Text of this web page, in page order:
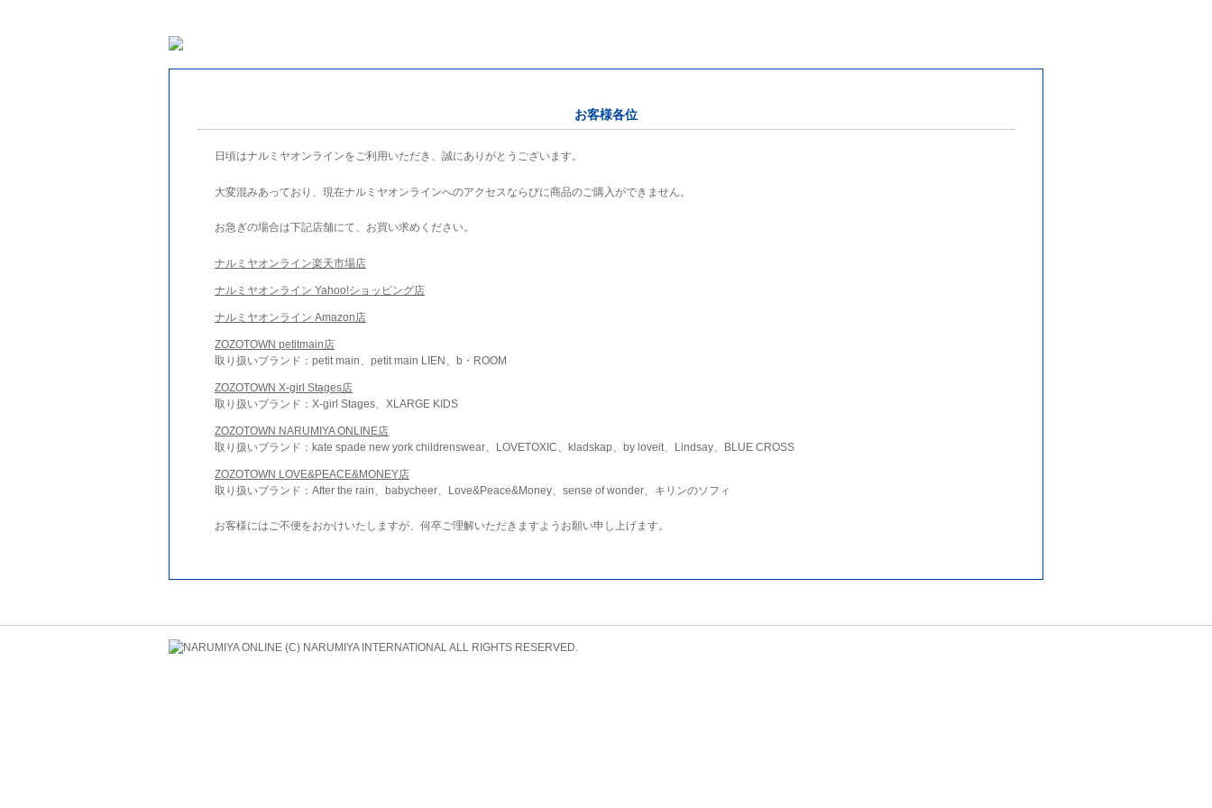
お客様各位
日頃はナルミヤオンラインをご利用いただき、誠にありがとうございます。
大変混みあっており、現在ナルミヤオンラインへのアクセスならびに商品のご購入ができません。
お急ぎの場合は下記店舗にて、お買い求めください。
ナルミヤオンライン楽天市場店
ナルミヤオンライン Yahoo!ショッピング店
ナルミヤオンライン Amazon店
ZOZOTOWN petitmain店
取り扱いブランド：petit main、petit main LIEN、b・ROOM
ZOZOTOWN X-girl Stages店
取り扱いブランド：X-girl Stages、XLARGE KIDS
ZOZOTOWN NARUMIYA ONLINE店
取り扱いブランド：kate spade new york childrenswear、LOVETOXIC、kladskap、by loveit、Lindsay、BLUE CROSS
ZOZOTOWN LOVE&PEACE&MONEY店
取り扱いブランド：After the rain、babycheer、Love&Peace&Money、sense of wonder、キリンのソフィ
お客様にはご不便をおかけいたしますが、何卒ご理解いただきますようお願い申し上げます。